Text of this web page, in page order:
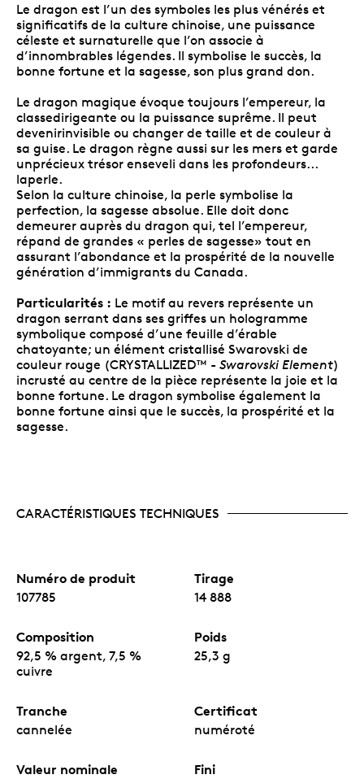
Le dragon est l’un des symboles les plus vénérés et
significatifs de la culture chinoise, une puissance
céleste et surnaturelle que l’on associe à
d’innombrables légendes. Il symbolise le succès, la
bonne fortune et la sagesse, son plus grand don.
Le dragon magique évoque toujours l’empereur, la
classedirigeante ou la puissance suprême. Il peut
devenirinvisible ou changer de taille et de couleur à
sa guise. Le dragon règne aussi sur les mers et garde
unprécieux trésor enseveli dans les profondeurs...
laperle.
Selon la culture chinoise, la perle symbolise la
perfection, la sagesse absolue. Elle doit donc
demeurer auprès du dragon qui, tel l’empereur,
répand de grandes « perles de sagesse» tout en
assurant l’abondance et la prospérité de la nouvelle
génération d’immigrants du Canada.
Particularités : Le motif au revers représente un
dragon serrant dans ses griffes un hologramme
symbolique composé d’une feuille d’érable
chatoyante; un élément cristallisé Swarovski de
couleur rouge (CRYSTALLIZED™ - Swarovski Element)
incrusté au centre de la pièce représente la joie et la
bonne fortune. Le dragon symbolise également la
bonne fortune ainsi que le succès, la prospérité et la
sagesse.
CARACTÉRISTIQUES TECHNIQUES
Numéro de produit
107785
Tirage
14 888
Composition
92,5 % argent, 7,5 %
cuivre
Poids
25,3 g
Tranche
cannelée
Certificat
numéroté
Valeur nominale Fini